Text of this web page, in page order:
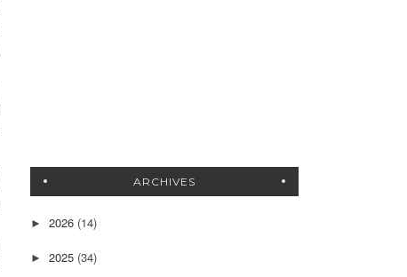
ARCHIVES
► 2026 (14)
► 2025 (34)